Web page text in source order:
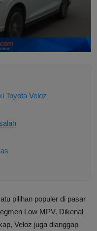
Toyota Veloz
pilihan populer di pasar
Low MPV. Dikenal
Veloz juga dianggap